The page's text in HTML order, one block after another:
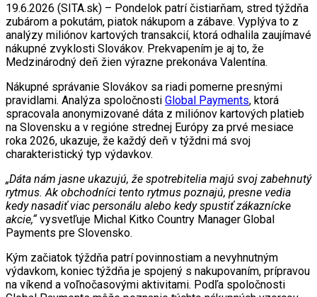
19.6.2026 (SITA.sk) – Pondelok patrí čistiarňam, stred týždňa
zubárom a pokutám, piatok nákupom a zábave. Vyplýva to z
analýzy miliónov kartových transakcií, ktorá odhalila zaujímavé
nákupné zvyklosti Slovákov. Prekvapením je aj to, že
Medzinárodný deň žien výrazne prekonáva Valentína.
Nákupné správanie Slovákov sa riadi pomerne presnými
pravidlami. Analýza spoločnosti Global Payments, ktorá
spracovala anonymizované dáta z miliónov kartových platieb
na Slovensku a v regióne strednej Európy za prvé mesiace
roka 2026, ukazuje, že každý deň v týždni má svoj
charakteristický typ výdavkov.
„Dáta nám jasne ukazujú, že spotrebitelia majú svoj zabehnutý
rytmus. Ak obchodníci tento rytmus poznajú, presne vedia
kedy nasadiť viac personálu alebo kedy spustiť zákaznícke
akcie,“vysvetľuje Michal Kitko Country Manager Global
Payments pre Slovensko.
Kým začiatok týždňa patrí povinnostiam a nevyhnutným
výdavkom, koniec týždňa je spojený s nakupovaním, prípravou
na víkend a voľnočasovými aktivitami. Podľa spoločnosti